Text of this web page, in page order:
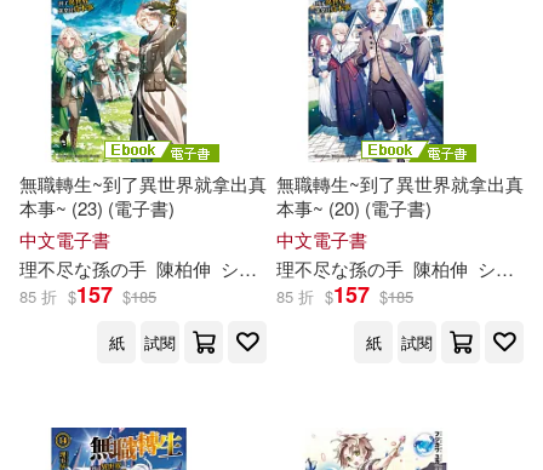
無職轉生~到了異世界就拿出真
本事~ (23) (電子書)
中文電子書
理不尽な孫の手 陳柏伸 シロタカ
85 折 $157 $185
紙
試閱
無職轉生~到了異世界就拿出真
本事~ (20) (電子書)
中文電子書
理不尽な孫の手 陳柏伸 シロタカ
85 折 $157 $185
紙
試閱